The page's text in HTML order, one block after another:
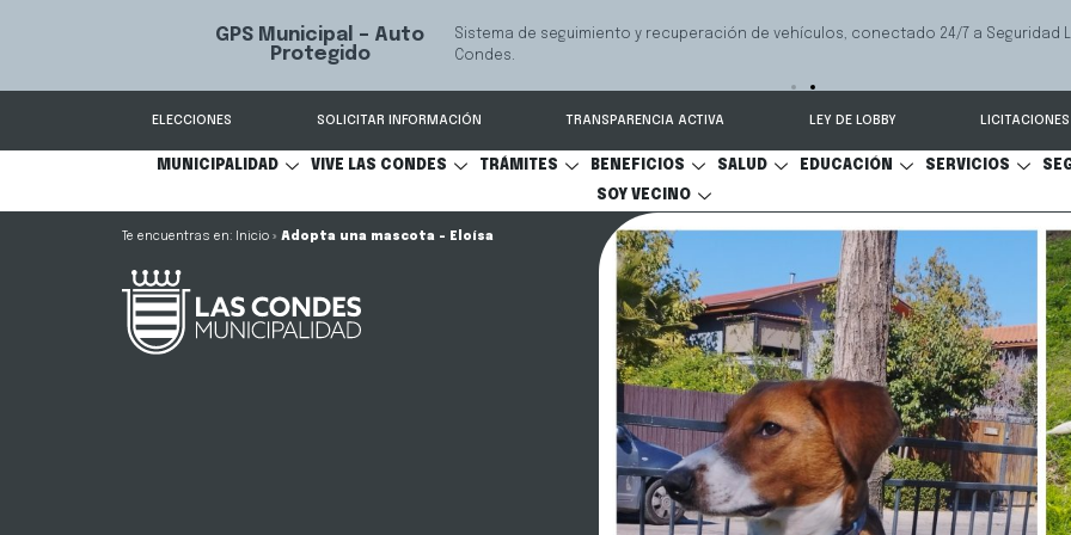
GPS Municipal – Auto
Protegido
Sistema de seguimiento y recuperación de vehículos, conectado 24/7 a Seguridad
Condes.
ELECCIONES SOLICITAR INFORMACIÓN TRANSPARENCIA ACTIVA LEY DE LOBBY LICITACIONES
MUNICIPALIDAD VIVE LAS CONDES TRÁMITES BENEFICIOS SALUD EDUCACIÓN SERVICIOS
SOY VECINO
Inicio » Adopta una mascota – Eloísa